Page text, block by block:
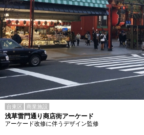
台東区 商業施設
浅草雷門通り商店街アーケード
アーケード改修に伴うデザイン監修